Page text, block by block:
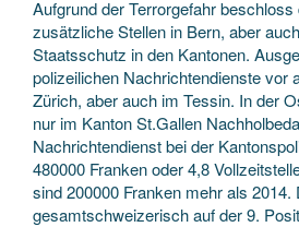
Aufgrund der Terrorgefahr
zusätzliche Stellen in Bern, aber
Staatsschutz in den Kantonen.
polizeilichen Nachrichtendienste vor
Zürich, aber auch im Tessin. In der
nur im Kanton St.Gallen
Nachrichtendienst bei der
480000 Franken oder 4,8
sind 200000 Franken mehr als 2014.
gesamtschweizerisch auf der 9.